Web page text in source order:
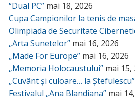
“Dual PC” mai 18, 2026
Cupa Campionilor la tenis de
Olimpiada de Securitate
„Arta Sunetelor” mai 16, 2026
„Made For Europe” mai 16, 2026
„Memoria Holocaustului” mai 15,
„Cuvânt și culoare… la Ștefulescu”
Festivalul „Ana Blandiana” mai